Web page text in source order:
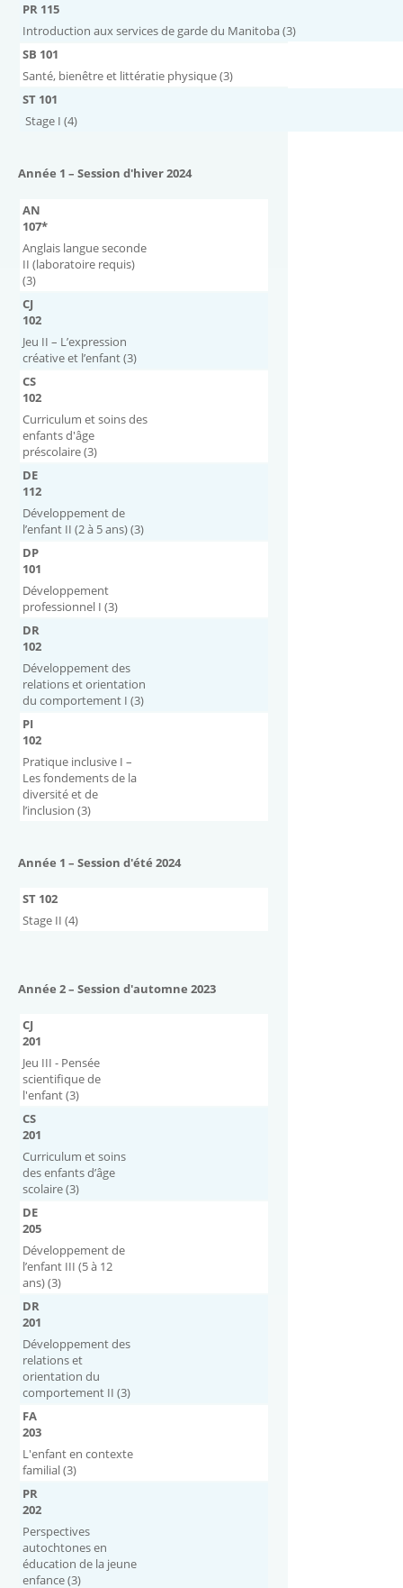
PR 115
Introduction aux services de garde du Manitoba (3)
SB 101
Santé, bienêtre et littératie physique (3)
ST 101
Stage I (4)
Année 1 – Session d'hiver 2024
AN
107*
Anglais langue seconde
II (laboratoire requis)
(3)
CJ
102
Jeu II – L’expression
créative et l’enfant (3)
CS
102
Curriculum et soins des
enfants d'âge
préscolaire (3)
DE
112
Développement de
l’enfant II (2 à 5 ans) (3)
DP
101
Développement
professionnel I (3)
DR
102
Développement des
relations et orientation
du comportement I (3)
PI
102
Pratique inclusive I –
Les fondements de la
diversité et de
l’inclusion (3)
Année 1 – Session d'été 2024
ST 102
Stage II (4)
Année 2 – Session d'automne 2023
CJ
201
Jeu III - Pensée
scientifique de
l'enfant (3)
CS
201
Curriculum et soins
des enfants d’âge
scolaire (3)
DE
205
Développement de
l’enfant III (5 à 12
ans) (3)
DR
201
Développement des
relations et
orientation du
comportement II (3)
FA
203
L'enfant en contexte
familial (3)
PR
202
Perspectives
autochtones en
éducation de la jeune
enfance (3)